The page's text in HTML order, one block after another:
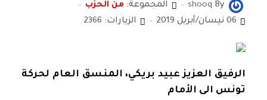
By
shooq المجموعة: من الحزب
06 نيسان/أبريل 2019
الزيارات: 2366
الرفيق العزيز عبيد بريكي، المنسق العام لحركة
تونس الى الأمام